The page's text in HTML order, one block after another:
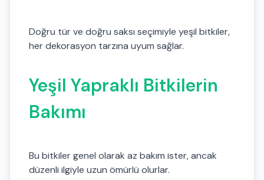
Doğru tür ve doğru saksı seçimiyle yeşil bitkiler,
her dekorasyon tarzına uyum sağlar.
Yeşil Yapraklı Bitkilerin
Bakımı
Bu bitkiler genel olarak az bakım ister, ancak
düzenli ilgiyle uzun ömürlü olurlar.